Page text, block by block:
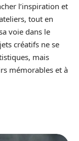
l’inspiration et
tout en
voie dans le
créatifs ne se
mais
mémorables et à